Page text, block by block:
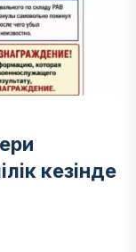
кезінде